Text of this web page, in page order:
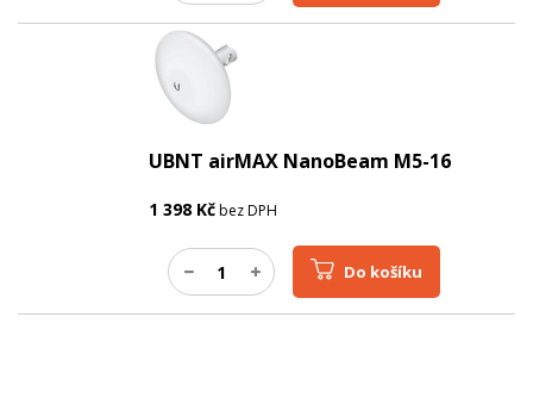
UBNT airMAX NanoBeam M5-16
1 398 Kčbez DPH
Do košíku